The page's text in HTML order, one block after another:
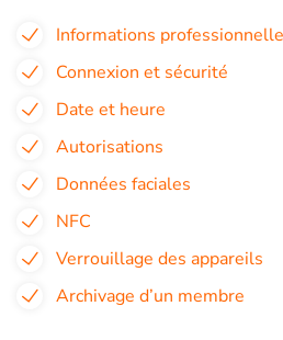
Informations
Connexion et sécurité
Date et heure
Autorisations
Données faciales
NFC
Verrouillage des appareils
Archivage d’un membre